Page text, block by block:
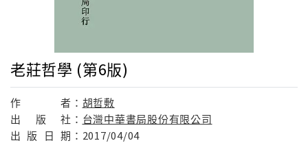
老莊哲學 (第6版)
作 者： 胡哲敷
出
版 社： 台灣中華書局股份有限公司
出 版 日 期： 2017/04/04